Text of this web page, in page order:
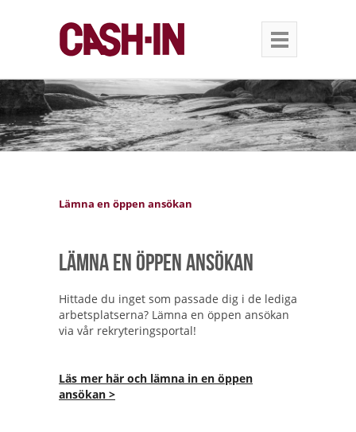
Lämna en öppen ansökan
Lämna en öppen ansökan
Hittade du inget som passade dig i de lediga
arbetsplatserna? Lämna en öppen ansökan
via vår rekryteringsportal!
Läs mer här och lämna in en öppen
ansökan >